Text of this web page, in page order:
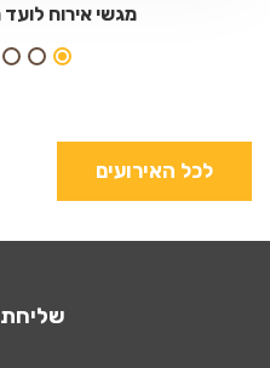
מגשי אירוח
לכל האירועים